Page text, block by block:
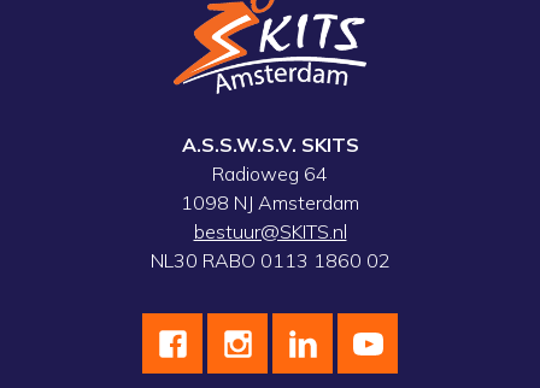
A.S.S.W.S.V. SKITS
Radioweg 64
1098 NJ Amsterdam
bestuur@SKITS.nl
NL30 RABO 0113 1860 02